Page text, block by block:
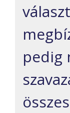
pedig